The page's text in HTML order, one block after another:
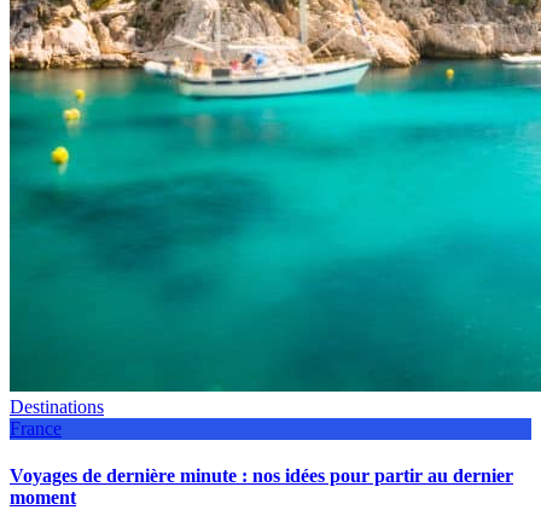
Destinations
France
Voyages de dernière minute : nos idées pour partir au dernier
moment